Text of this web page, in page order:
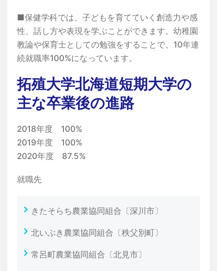
■保健学科では、子どもを育てていく創造力や感
性、話し方や表現を学ぶことができます。幼稚園
教論や保育士としての勉強をすることで、10年連
続就職率100%になっています。
拓殖大学北海道短期大学の
主な卒業後の進路
2018年度 100%
2019年度 100%
2020年度 87.5%
就職先
きたそらち農業協同組合〔深川市〕
北いぶき農業協同組合〔秩父別町〕
常呂町農業協同組合〔北見市〕